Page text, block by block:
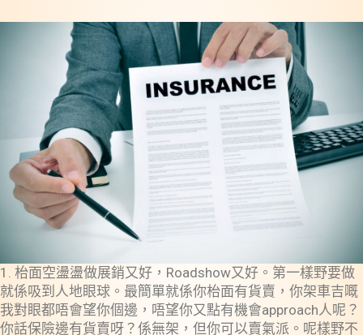
1. 枱面空盪盪做展銷又好，Roadshow又好。第一樣野要做
就係吸到人地眼球。最簡單就係你枱面有貨賣，你架車吉嘅
我對眼都唔會望你個邊，唔望你又點有機會approach人呢？
你話保險邊有貨賣呀？係無架，但你可以賣氣派。呢樣野不